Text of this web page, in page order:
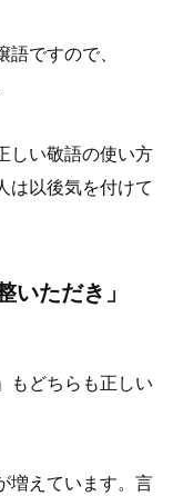
ですので、
しい敬語の使い方
は以後気を付けて
いただき」
もどちらも正しい
増えています。言